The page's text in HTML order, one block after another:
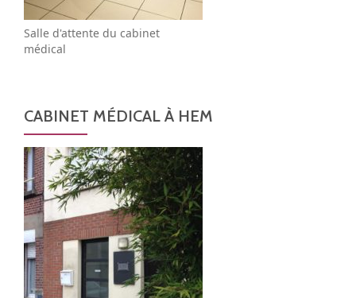
Salle d'attente du cabinet
médical
CABINET MÉDICAL À HEM